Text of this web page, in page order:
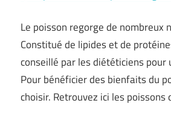
Le poisson regorge de nombreux
Constitué de lipides et de
conseillé par les diététiciens pour
Pour bénéficier des bienfaits du
choisir. Retrouvez ici les